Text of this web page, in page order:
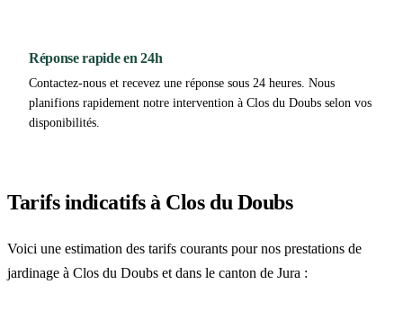
Réponse rapide en 24h
Contactez-nous et recevez une réponse sous 24 heures. Nous
planifions rapidement notre intervention à Clos du Doubs selon vos
disponibilités.
Tarifs indicatifs à Clos du Doubs
Voici une estimation des tarifs courants pour nos prestations de
jardinage à Clos du Doubs et dans le canton de Jura :